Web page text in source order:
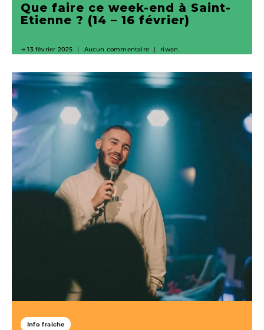
Que faire ce week-end à Saint-
Etienne ? (14 – 16 février)
13 février 2025 Aucun commentaire riwan
Info fraiche